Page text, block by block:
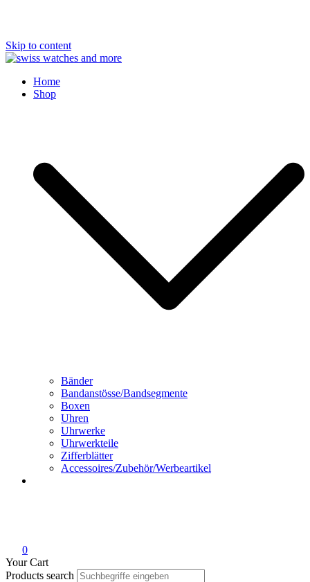
Skip to content
Swiss Watches and More
Home
Shop
Bänder
Bandanstösse/Bandsegmente
Boxen
Uhren
Uhrwerke
Uhrwerkteile
Zifferblätter
Accessoires/Zubehör/Werbeartikel
0
Your Cart
Products search